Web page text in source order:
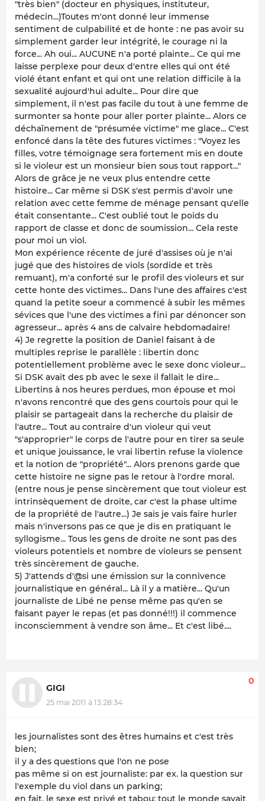
"très bien" (docteur en physiques, instituteur,
médecin...)Toutes m'ont donné leur immense
sentiment de culpabilité et de honte : ne pas avoir su
simplement garder leur intégrité, le courage ni la
force... Ah oui... AUCUNE n'a porté plainte... Ce qui me
laisse perplexe pour deux d'entre elles qui ont été
violé étant enfant et qui ont une relation difficile à la
sexualité aujourd'hui adulte... Pour dire que
simplement, il n'est pas facile du tout à une femme de
surmonter sa honte pour aller porter plainte... Alors ce
déchaînement de "présumée victime" me glace... C'est
enfoncé dans la tête des futures victimes : "Voyez les
filles, votre témoignage sera fortement mis en doute
si le violeur est un monsieur bien sous tout rapport..."
Alors de grâce je ne veux plus entendre cette
histoire... Car même si DSK s'est permis d'avoir une
relation avec cette femme de ménage pensant qu'elle
était consentante... C'est oublié tout le poids du
rapport de classe et donc de soumission... Cela reste
pour moi un viol.
Mon expérience récente de juré d'assises où je n'ai
jugé que des histoires de viols (sordide et très
remuant), m'a conforté sur le profil des violeurs et sur
cette honte des victimes... Dans l'une des affaires c'est
quand la petite soeur a commencé à subir les mêmes
sévices que l'une des victimes a fini par dénoncer son
agresseur... après 4 ans de calvaire hebdomadaire!
4) Je regrette la position de Daniel faisant à de
multiples reprise le parallèle : libertin donc
potentiellement problème avec le sexe donc violeur...
Si DSK avait des pb avec le sexe il fallait le dire...
Libertins à nos heures perdues, mon épouse et moi
n'avons rencontré que des gens courtois pour qui le
plaisir se partageait dans la recherche du plaisir de
l'autre... Tout au contraire d'un violeur qui veut
"s'approprier" le corps de l'autre pour en tirer sa seule
et unique jouissance, le vrai libertin refuse la violence
et la notion de "propriété"... Alors prenons garde que
cette histoire ne signe pas le retour à l'ordre moral.
(entre nous je pense sincèrement que tout violeur est
intrinsèquement de droite, car c'est la phase ultime
de la propriété de l'autre...) Je sais je vais faire hurler
mais n'inversons pas ce que je dis en pratiquant le
syllogisme... Tous les gens de droite ne sont pas des
violeurs potentiels et nombre de violeurs se pensent
très sincèrement de gauche.
5) J'attends d'@si une émission sur la connivence
journalistique en général... Là il y a matière... Qu'un
journaliste de Libé ne pense même pas qu'en se
faisant payer le repas (et pas donné!!!) il commence
inconsciemment à vendre son âme... Et c'est libé....
GIGI
25 mai 2011 à 13:28:34
0
les journalistes sont des êtres humains et c'est très
bien;
il y a des questions que l'on ne pose
pas même si on est journaliste: par ex. la question sur
l'exemple du viol dans un parking;
en fait, le sexe est privé et tabou; tout le monde savait